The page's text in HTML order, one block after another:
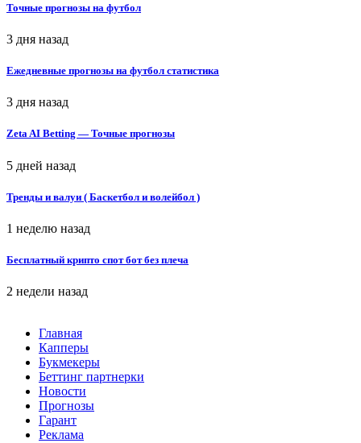
Точные прогнозы на футбол
3 дня назад
Ежедневные прогнозы на футбол статистика
3 дня назад
Zeta AI Betting — Точные прогнозы
5 дней назад
Тренды и валуи ( Баскетбол и волейбол )
1 неделю назад
Бесплатный крипто спот бот без плеча
2 недели назад
Главная
Капперы
Букмекеры
Беттинг партнерки
Новости
Прогнозы
Гарант
Реклама